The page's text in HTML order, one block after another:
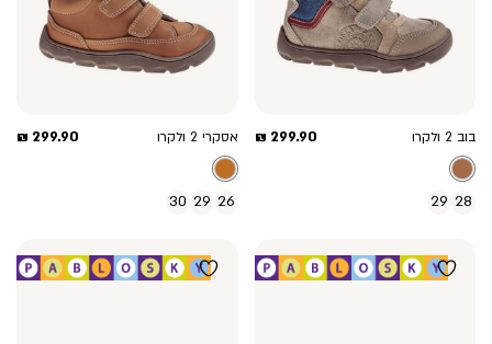
בוב 2 ולקרו
מחיר
299.90 ₪
28
29
אסקרי 2 ולקרו
מחיר
299.90 ₪
26
29
30